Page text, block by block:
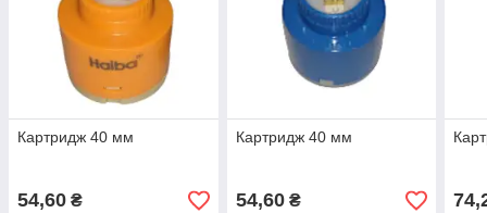
Картридж 40 мм
54,60 ₴
Картридж 40 мм
54,60₴